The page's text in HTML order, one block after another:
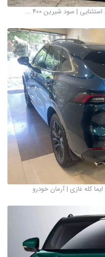
| سود شیرین 400 ...
کله غازی | آرمان خودرو